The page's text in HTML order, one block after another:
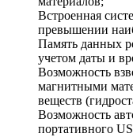
Встроенная
превышении
Память данных
учетом даты и
Возможность
магнитными
веществ
Возможность
портативного